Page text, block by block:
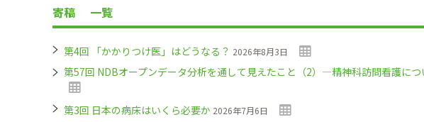
寄稿 一覧
第4回 「かかりつけ医」はどうなる？ 2026年8月3日
第57回 NDBオープンデータ分析を通して見えたこと（2）―精神科訪問看護に
第3回 日本の病床はいくら必要か 2026年7月6日